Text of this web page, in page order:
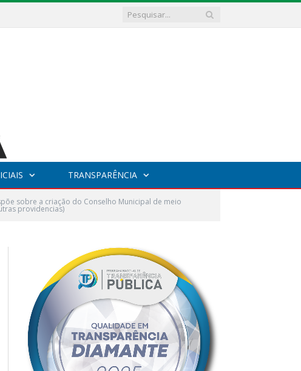
TRANSPARÊNCIA
sobre a criação do Conselho Municipal de meio
providencias)